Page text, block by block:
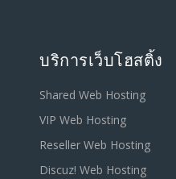
บริการเว็บโฮสติ้ง
Shared Web Hosting
VIP Web Hosting
Reseller Web Hosting
Discuz! Web Hosting